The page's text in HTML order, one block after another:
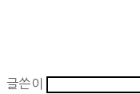
글쓴이